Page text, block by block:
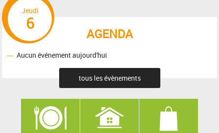
AGENDA
Jeudi
6
Aucun événement aujourd'hui
tous les évènements